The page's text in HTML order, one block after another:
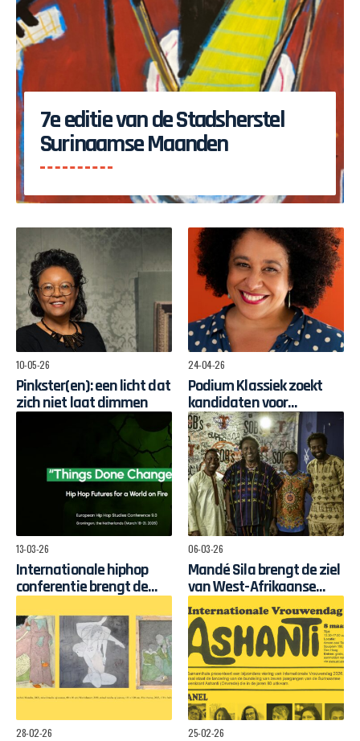
7e editie van de Stadsherstel
Surinaamse Maanden
10-05-26
Pinkster(en): een licht dat
zich niet laat dimmen
24-04-26
Podium Klassiek zoekt
kandidaten voor
Masterclass Operazang
Tania Kross
13-03-26
Internationale hiphop
conferentie brengt de
wereld naar Groningen
06-03-26
Mandé Sila brengt de ziel
van West-Afrikaanse
muziek naar Nederlands
podium
28-02-26 25-02-26